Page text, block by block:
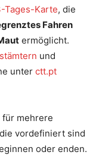
Tages-Karte, die
Fahren
ermöglicht.
und
unter ctt.pt
mehrere
vordefiniert sind
oder enden.